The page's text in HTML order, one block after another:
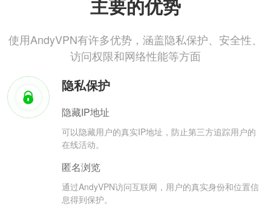
主要的优势
使用AndyVPN有许多优势，涵盖隐私保护、安全性、
访问权限和网络性能等方面
隐私保护
隐藏IP地址
可以隐藏用户的真实IP地址，防止第三方追踪用户的
在线活动。
匿名浏览
通过AndyVPN访问互联网，用户的真实身份和位置信
息得到保护。